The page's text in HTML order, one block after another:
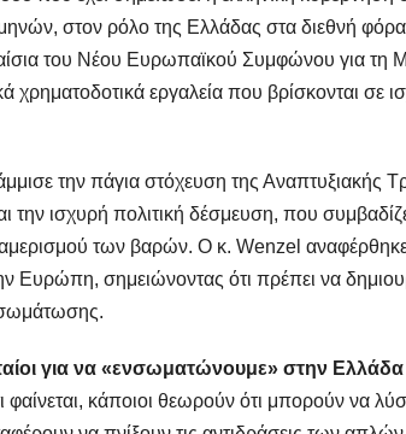
στον ρόλο της Ελλάδας στα διεθνή φόρα
του Νέου Ευρωπαϊκού Συμφώνου για τη
εργαλεία που βρίσκονται σε
την πάγια στόχευση της Αναπτυξιακής
ισχυρή πολιτική δέσμευση, που
των βαρών. Ο κ. Wenzel
Ευρώπη, σημειώνοντας ότι πρέπει να
για να «ενσωματώνουμε» στην Ελλάδα
φαίνεται, κάποιοι θεωρούν ότι μπορούν να